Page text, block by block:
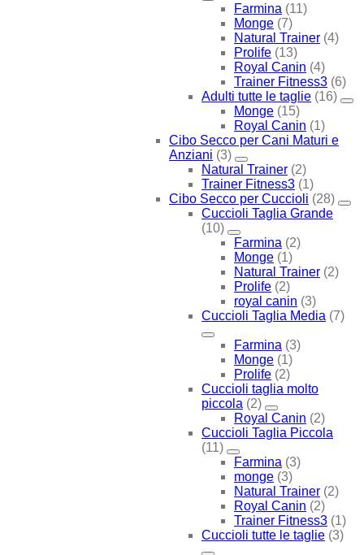
Farmina (11)
Monge (7)
Natural Trainer (4)
Prolife (13)
Royal Canin (4)
Trainer Fitness3 (6)
Adulti tutte le taglie (16)
Monge (15)
Royal Canin (1)
Cibo Secco per Cani Maturi e
Anziani (3)
Natural Trainer (2)
Trainer Fitness3 (1)
Cibo Secco per Cuccioli (28)
Cuccioli Taglia Grande
(10)
Farmina (2)
Monge (1)
Natural Trainer (2)
Prolife (2)
royal canin (3)
Cuccioli Taglia Media (7)
Farmina (3)
Monge (1)
Prolife (2)
Cuccioli taglia molto
piccola (2)
Royal Canin (2)
Cuccioli Taglia Piccola
(11)
Farmina (3)
monge (3)
Natural Trainer (2)
Royal Canin (2)
Trainer Fitness3 (1)
Cuccioli tutte le taglie (3)